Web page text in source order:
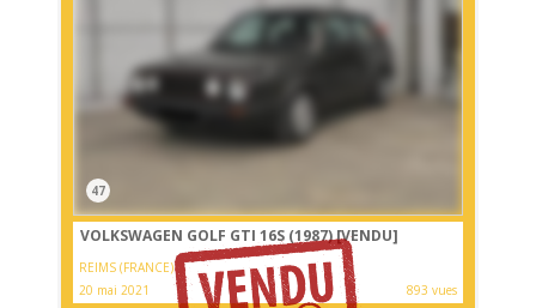
47
VOLKSWAGEN GOLF GTI 16S (1987)[VENDU]
REIMS (FRANCE)
20 mai 2021
893 vues